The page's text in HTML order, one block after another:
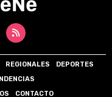
REGIONALES
DEPORTES
CONTACTO